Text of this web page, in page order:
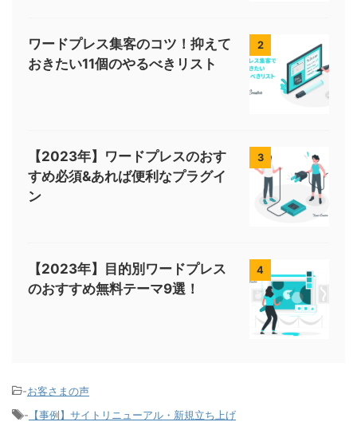
2
ワードプレス集客のコツ！抑えて
おきたい11個のやるべきリスト
3
【2023年】ワードプレスのおす
すめ必須&あれば便利なプラグイ
ン
4
【2023年】目的別ワードプレス
のおすすめ無料テーマ9選！
-お客さまの声
- 【事例】サイトリニューアル・新規立ち上げ